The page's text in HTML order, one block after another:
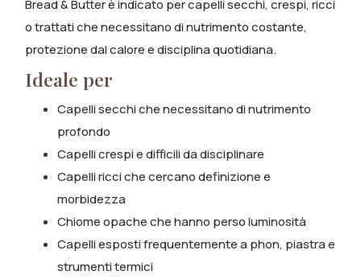
Bread & Butter è indicato per capelli secchi, crespi, ricci
o trattati che necessitano di nutrimento costante,
protezione dal calore e disciplina quotidiana.
Ideale per
Capelli secchi che necessitano di nutrimento
profondo
Capelli crespi e difficili da disciplinare
Capelli ricci che cercano definizione e
morbidezza
Chiome opache che hanno perso luminosità
Capelli esposti frequentemente a phon, piastra e
strumenti termici